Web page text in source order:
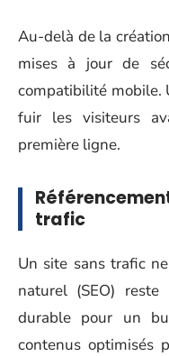
Au-delà de la
mises à jour de
compatibilité mobile.
fuir les visiteurs
première ligne.
trafic
Un site sans trafic
naturel (SEO)
durable pour un
contenus optimisés